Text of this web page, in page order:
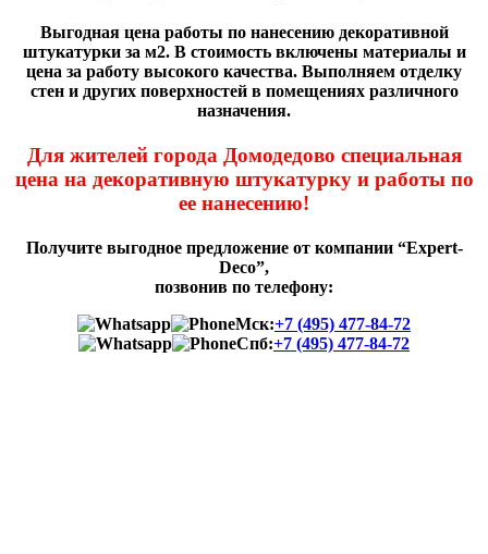
Выгодная цена работы по нанесению декоративной
штукатурки за м2. В стоимость включены материалы и
цена за работу высокого качества. Выполняем отделку
стен и других поверхностей в помещениях различного
назначения.
Для жителей города Домодедово специальная
цена на декоративную штукатурку и работы по
ее нанесению!
Получите выгодное предложение от компании “Expert-
Deco”,
позвонив по телефону:
Мск:+7 (495) 477-84-72
Спб:+7 (495) 477-84-72